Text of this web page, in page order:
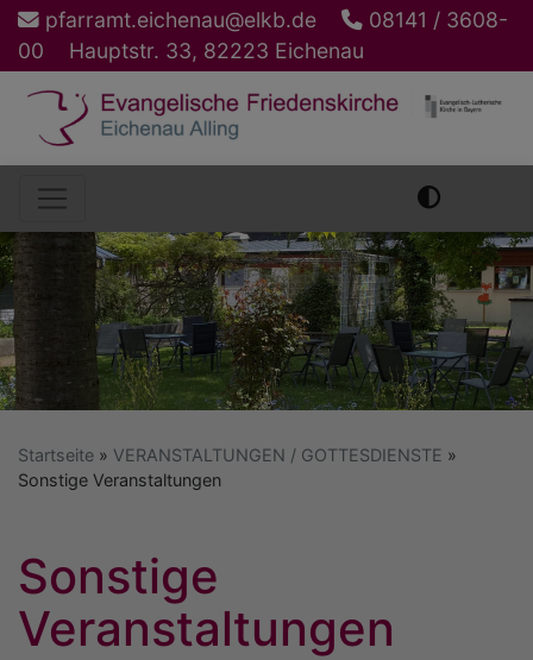
Direkt
zum
Inhalt
pfarramt.eichenau@elkb.de
08141 / 3608-
00
Hauptstr. 33, 82223 Eichenau
Hauptnavigation
Startseite
VERANSTALTUNGEN / GOTTESDIENSTE
Sonstige Veranstaltungen
Sonstige
Veranstaltungen